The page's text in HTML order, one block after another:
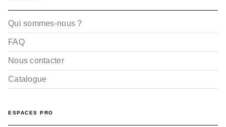
Qui sommes-nous ?
FAQ
Nous contacter
Catalogue
ESPACES PRO